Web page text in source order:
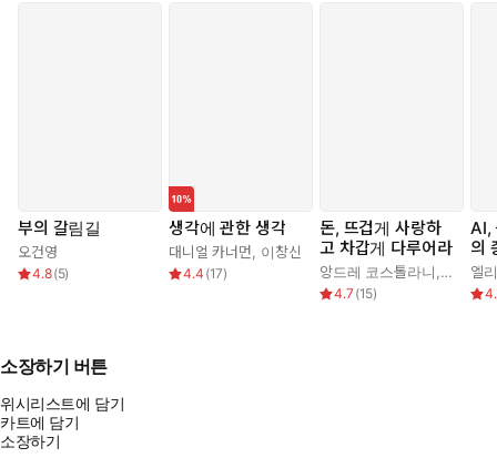
부의 갈림길
오건영
4.8(5)
생각에 관한 생각
대니얼 카너먼 이창신
4.4 (17)
돈, 뜨겁게 사랑하
고 차갑게 다루어라
앙드레 코스톨라니 한윤진
4.7 (15)
AI,
의
소장하기 버튼
위시리스트에 담기
카트에 담기
소장하기